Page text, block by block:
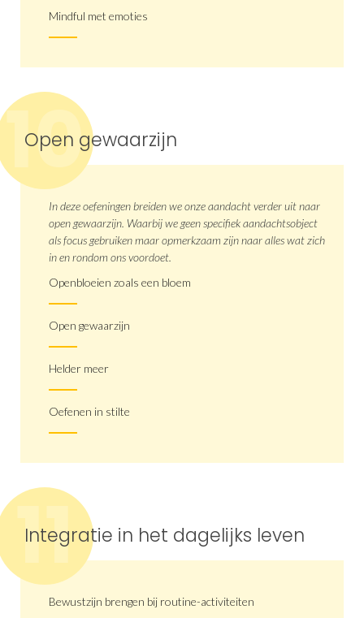
Mindful met emoties
10
Open gewaarzijn
In deze oefeningen breiden we onze aandacht verder uit naar
open gewaarzijn. Waarbij we geen specifiek aandachtsobject
als focus gebruiken maar opmerkzaam zijn naar alles wat zich
in en rondom ons voordoet.
Openbloeien zoals een bloem
Open gewaarzijn
Helder meer
Oefenen in stilte
11
Integratie in het dagelijks leven
Bewustzijn brengen bij routine-activiteiten